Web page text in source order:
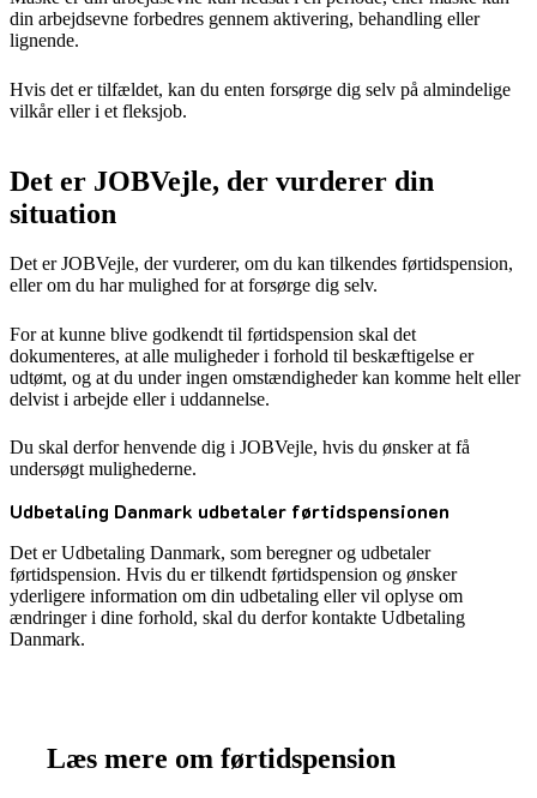
din arbejdsevne forbedres gennem aktivering, behandling eller
lignende.
Hvis det er tilfældet, kan du enten forsørge dig selv på almindelige
vilkår eller i et fleksjob.
Det er JOBVejle, der vurderer din
situation
Det er JOBVejle, der vurderer, om du kan tilkendes førtidspension,
eller om du har mulighed for at forsørge dig selv.
For at kunne blive godkendt til førtidspension skal det
dokumenteres, at alle muligheder i forhold til beskæftigelse er
udtømt, og at du under ingen omstændigheder kan komme helt eller
delvist i arbejde eller i uddannelse.
Du skal derfor henvende dig i JOBVejle, hvis du ønsker at få
undersøgt mulighederne.
Udbetaling Danmark udbetaler førtidspensionen
Det er Udbetaling Danmark, som beregner og udbetaler
førtidspension. Hvis du er tilkendt førtidspension og ønsker
yderligere information om din udbetaling eller vil oplyse om
ændringer i dine forhold, skal du derfor kontakte Udbetaling
Danmark.
Læs mere om førtidspension